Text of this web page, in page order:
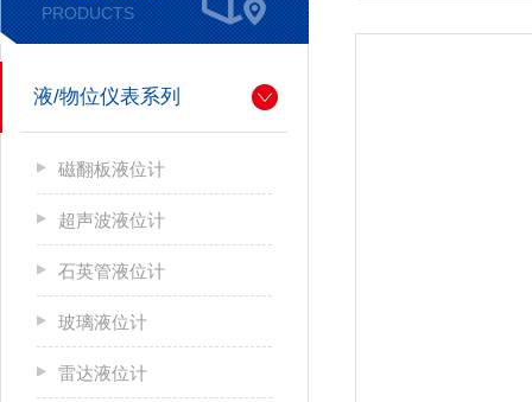
PRODUCTS
液/物位仪表系列
磁翻板液位计
超声波液位计
石英管液位计
玻璃液位计
雷达液位计